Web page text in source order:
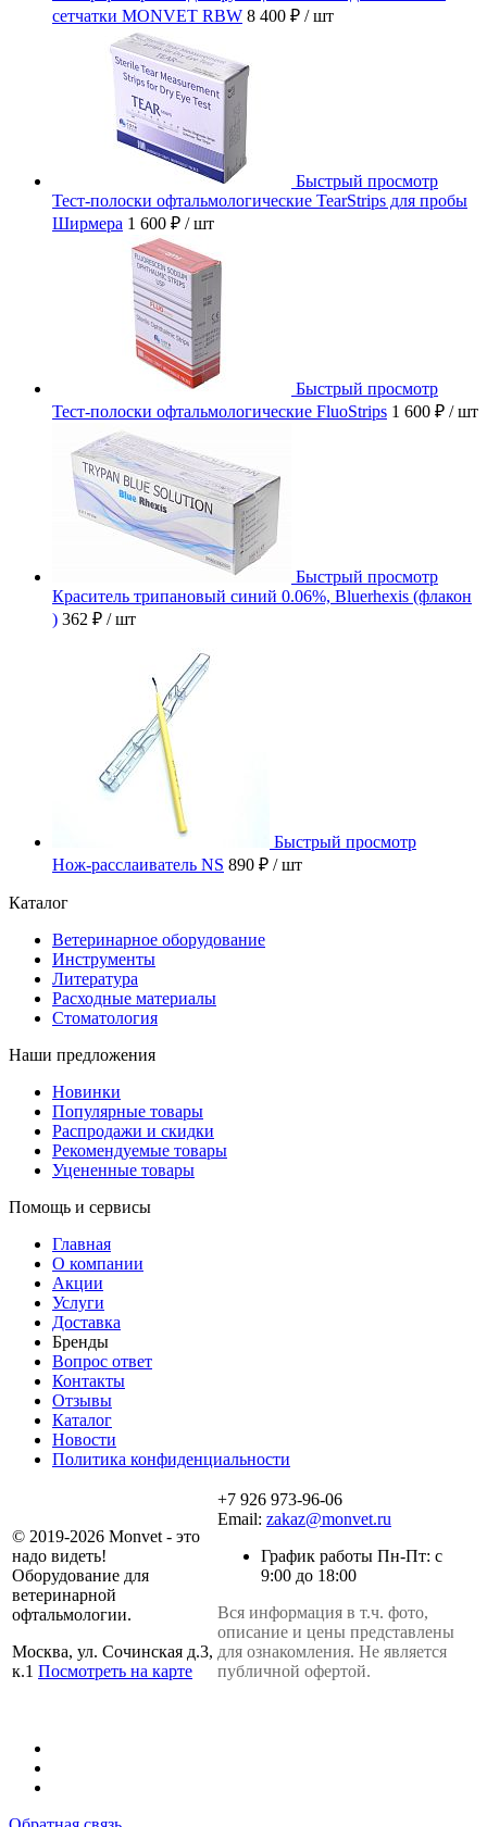
сетчатки MONVET RBW 8 400 ₽ / шт
Быстрый просмотр
Тест-полоски офтальмологические TearStrips для пробы
Ширмера 1 600 ₽ / шт
Быстрый просмотр
Тест-полоски офтальмологические FluoStrips 1 600 ₽ / шт
Быстрый просмотр
Краситель трипановый синий 0.06%, Bluerhexis (флакон
) 362 ₽ / шт
Быстрый просмотр
Нож-расслаиватель NS 890 ₽ / шт
Каталог
Ветеринарное оборудование
Инструменты
Литература
Расходные материалы
Стоматология
Наши предложения
Новинки
Популярные товары
Распродажи и скидки
Рекомендуемые товары
Уцененные товары
Помощь и сервисы
Главная
О компании
Акции
Услуги
Доставка
Бренды
Вопрос ответ
Контакты
Отзывы
Каталог
Новости
Политика конфиденциальности
© 2019-2026 Monvet - это
надо видеть!
Оборудование для
ветеринарной
офтальмологии.
Москва, ул. Сочинская д.3,
к.1 Посмотреть на карте
+7 926 973-96-06
Email: zakaz@monvet.ru
График работы Пн-Пт: с
9:00 до 18:00
Вся информация в т.ч. фото,
описание и цены представлены
для ознакомления. Не является
публичной офертой.